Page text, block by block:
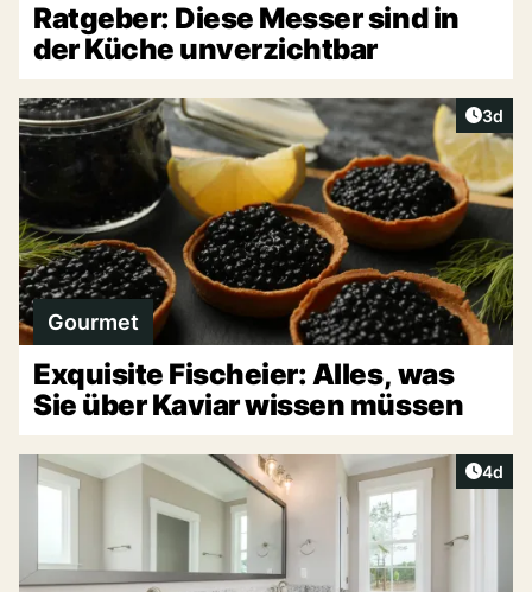
Ratgeber: Diese Messer sind in
der Küche unverzichtbar
3d
Gourmet
Exquisite Fischeier: Alles, was
Sie über Kaviar wissen müssen
4d